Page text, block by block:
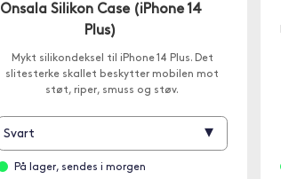
Onsala Silikon Case (iPhone 14
Plus)
Mykt silikondeksel til iPhone 14 Plus. Det
slitesterke skallet beskytter mobilen mot
støt, riper, smuss og støv.
Svart ▾
På lager, sendes i morgen